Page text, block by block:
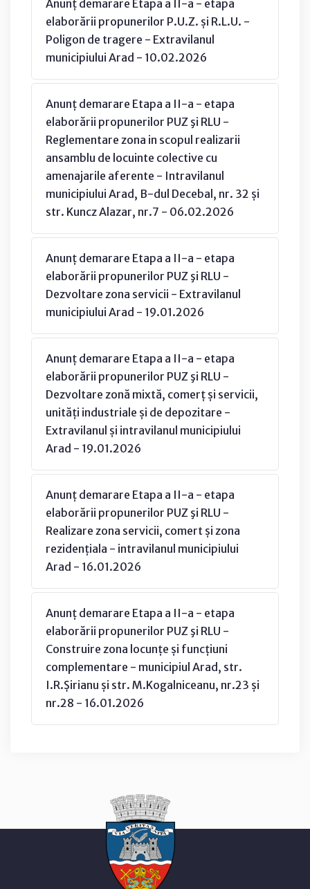
Anunț demarare Etapa a II-a - etapa
elaborării propunerilor P.U.Z. și R.L.U. -
Poligon de tragere - Extravilanul
municipiului Arad - 10.02.2026
Anunț demarare Etapa a II-a - etapa
elaborării propunerilor PUZ şi RLU -
Reglementare zona in scopul realizarii
ansamblu de locuinte colective cu
amenajarile aferente - Intravilanul
municipiului Arad, B-dul Decebal, nr. 32 și
str. Kuncz Alazar, nr.7 - 06.02.2026
Anunț demarare Etapa a II-a - etapa
elaborării propunerilor PUZ şi RLU -
Dezvoltare zona servicii - Extravilanul
municipiului Arad - 19.01.2026
Anunț demarare Etapa a II-a - etapa
elaborării propunerilor PUZ şi RLU -
Dezvoltare zonă mixtă, comerț și servicii,
unități industriale și de depozitare -
Extravilanul și intravilanul municipiului
Arad - 19.01.2026
Anunț demarare Etapa a II-a - etapa
elaborării propunerilor PUZ şi RLU -
Realizare zona servicii, comert și zona
rezidențiala - intravilanul municipiului
Arad - 16.01.2026
Anunț demarare Etapa a II-a - etapa
elaborării propunerilor PUZ şi RLU -
Construire zona locunțe și funcțiuni
complementare - municipiul Arad, str.
I.R.Șirianu și str. M.Kogalniceanu, nr.23 și
nr.28 - 16.01.2026